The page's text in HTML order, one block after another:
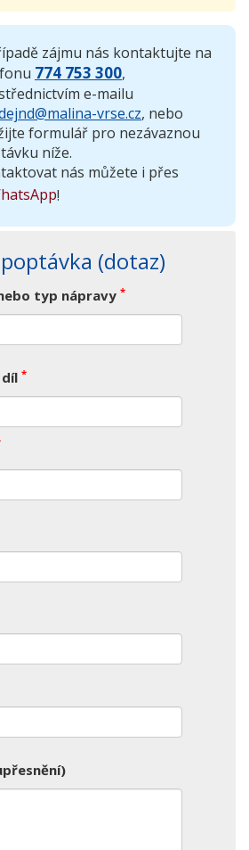
zájmu nás kontaktujte na
774 753 300,
e-mailu
vrse.cz, nebo
formulář pro nezávaznou
níže.
nás můžete i přes
!
(dotaz)
typ nápravy *
díl *